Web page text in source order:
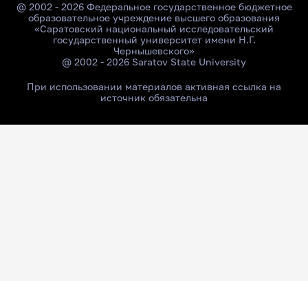
@ 2002 - 2026 Федеральное государственное бюджетное
образовательное учреждение высшего образования
«Саратовский национальный исследовательский
государственный университет имени Н.Г.
Чернышевского»
@ 2002 - 2026 Saratov State University
При использовании материалов активная ссылка на
источник обязательна